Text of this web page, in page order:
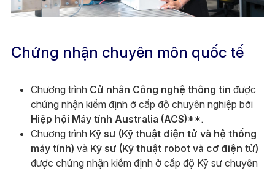
Chứng nhận chuyên môn quốc tế
Chương trình Cử nhân Công nghệ thông tin được
chứng nhận kiểm định ở cấp độ chuyên nghiệp bởi
Hiệp hội Máy tính Australia (ACS)**.
Chương trình Kỹ sư (Kỹ thuật điện tử và hệ thống
máy tính) và Kỹ sư (Kỹ thuật robot và cơ điện tử)
được chứng nhận kiểm định ở cấp độ Kỹ sư chuyên